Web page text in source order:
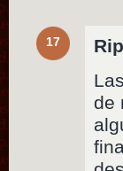
17
de